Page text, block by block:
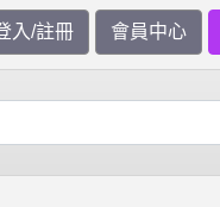
入/註冊 會員中心